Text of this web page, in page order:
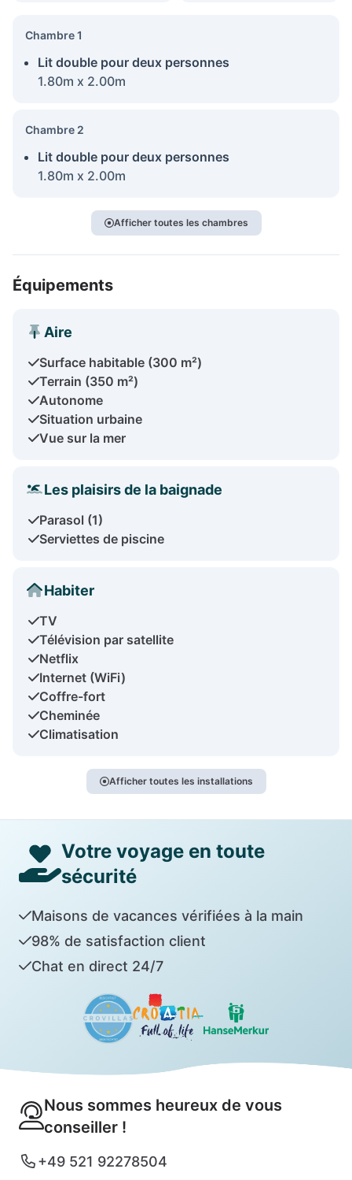
Chambre 1
Lit double pour deux personnes
1.80m x 2.00m
Chambre 2
Lit double pour deux personnes
1.80m x 2.00m
Afficher toutes les chambres
Équipements
Aire
Surface habitable (300 m²)
Terrain (350 m²)
Autonome
Situation urbaine
Vue sur la mer
Les plaisirs de la baignade
Parasol (1)
Serviettes de piscine
Habiter
TV
Télévision par satellite
Netflix
Internet (WiFi)
Coffre-fort
Cheminée
Climatisation
Afficher toutes les installations
Votre voyage en toute
sécurité
Maisons de vacances vérifiées à la main
98% de satisfaction client
Chat en direct 24/7
Nous sommes heureux de vous
conseiller !
+49 521 92278504